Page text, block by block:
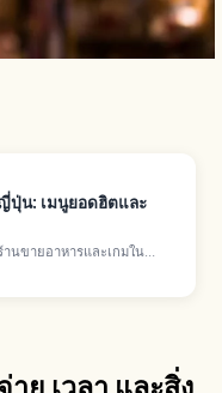
ปุ่น: เมนูยอดฮิตและ
านขายอาหารและเกมใน
อนมี.ค.-พ.ย. เมนูยอดฮิตยา
ทาโกะยากิ แอปเปิลเคลือบ